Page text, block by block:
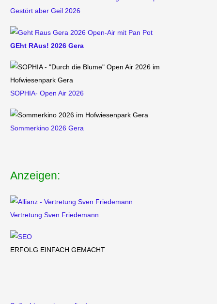
Gestört aber Geil 2026
GEht RAus! 2026 Gera
SOPHIA- Open Air 2026
Sommerkino 2026 Gera
Anzeigen:
VertretungSven Friedemann
ERFOLG EINFACH GEMACHT